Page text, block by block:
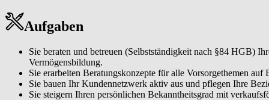
Aufgaben
Sie beraten und betreuen (Selbstständigkeit nach §84 HGB)
Vermögensbildung.
Sie erarbeiten Beratungskonzepte für alle Vorsorgethemen
Sie bauen Ihr Kundennetzwerk aktiv aus und pflegen Ihre
Sie steigern Ihren persönlichen Bekanntheitsgrad mit